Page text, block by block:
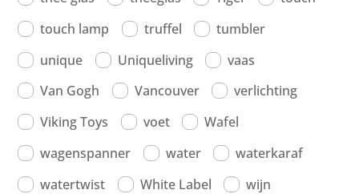
touch lamp
truffel
tumbler
unique
Uniqueliving
vaas
Van Gogh
Vancouver
verlichting
Viking Toys
voet
Wafel
wagenspanner
water
waterkaraf
watertwist
White Label
wijn